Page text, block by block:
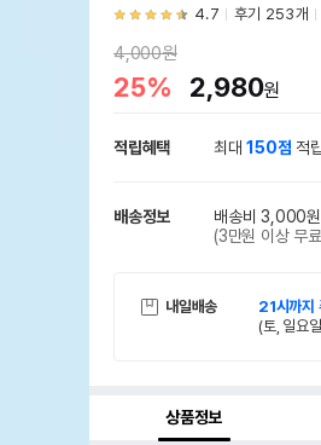
4.7 후기 253개
4,000원
25% 2,980원
적립혜택 최대150점 적립
배송정보 배송비 3,000원
(3만원 이상 무
내일배송 21시까지
(토, 일요
상품정보